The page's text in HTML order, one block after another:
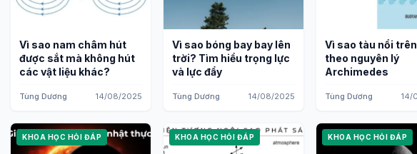
Vì sao nam châm hút
được sắt mà không hút
các vật liệu khác?
Tùng Dương 14/08/2025
Vì sao bóng bay bay lên
trời? Tìm hiểu trọng lực
và lực đẩy
Tùng Dương 14/08/2025
Vì sao tàu nổi
theo nguyên lý
Archimedes
Tùng Dương 14/
KHOA HỌC HỎI ĐÁP KHOA HỌC HỎI ĐÁP KHOA HỌC HỎI ĐÁP